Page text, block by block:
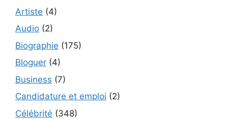
Artiste (4)
Audio (2)
Biographie (175)
Bloguer (4)
Business (7)
Candidature et emploi (2)
Célébrité (348)